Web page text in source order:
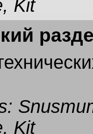
, Kit
, Kit